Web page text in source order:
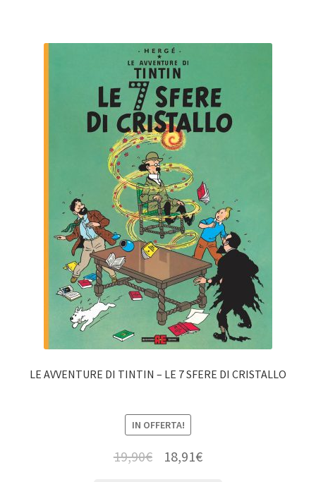
LE AVVENTURE DI TINTIN – LE 7 SFERE DI CRISTALLO
IN OFFERTA!
19,90€ 18,91€